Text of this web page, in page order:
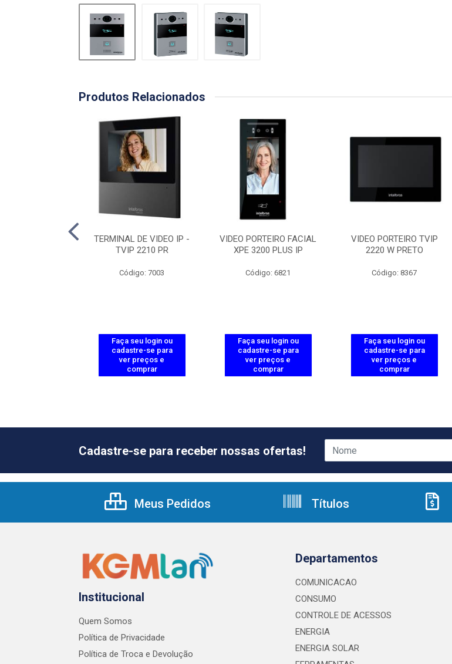
Produtos Relacionados
TERMINAL DE VIDEO IP -
TVIP 2210 PR
Código: 7003
Faça seu login ou
cadastre-se para
ver preços e
comprar
VIDEO PORTEIRO FACIAL
XPE 3200 PLUS IP
Código: 6821
Faça seu login ou
cadastre-se para
ver preços e
comprar
VIDEO PORTEIRO TVIP
2220 W PRETO
Código: 8367
Faça seu login ou
cadastre-se para
ver preços e
comprar
Cadastre-se para receber nossas ofertas!
Meus Pedidos Títulos
Institucional
Quem Somos
Política de Privacidade
Política de Troca e Devolução
Departamentos
COMUNICACAO
CONSUMO
CONTROLE DE ACESSOS
ENERGIA
ENERGIA SOLAR